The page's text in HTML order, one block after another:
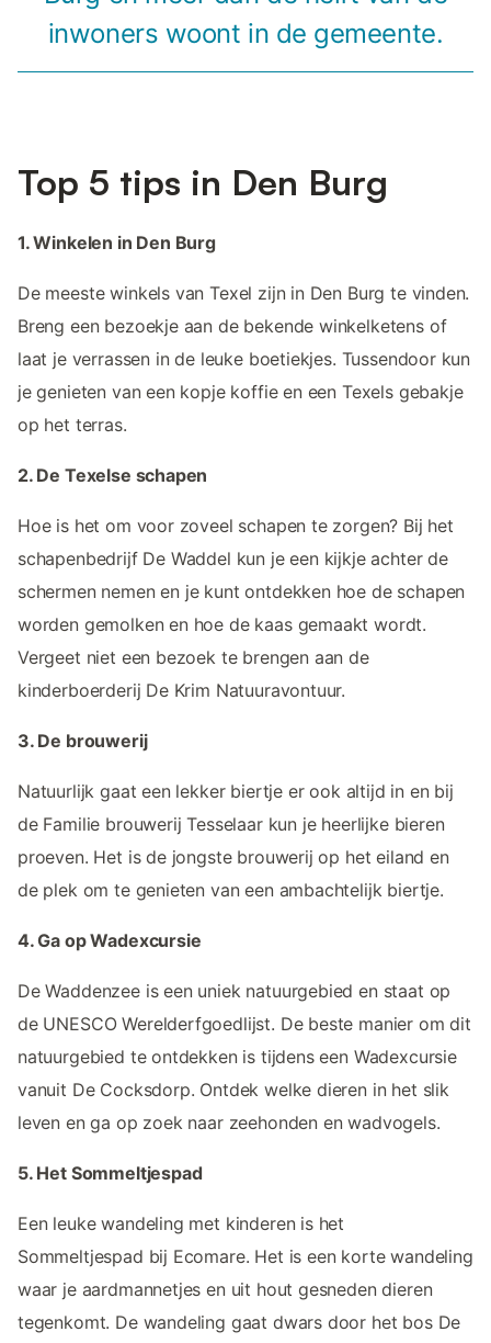
inwoners woont in de gemeente.
Top 5 tips in Den Burg
1. Winkelen in Den Burg
De meeste winkels van Texel zijn in Den Burg te vinden.
Breng een bezoekje aan de bekende winkelketens of
laat je verrassen in de leuke boetiekjes. Tussendoor kun
je genieten van een kopje koffie en een Texels gebakje
op het terras.
2. De Texelse schapen
Hoe is het om voor zoveel schapen te zorgen? Bij het
schapenbedrijf De Waddel kun je een kijkje achter de
schermen nemen en je kunt ontdekken hoe de schapen
worden gemolken en hoe de kaas gemaakt wordt.
Vergeet niet een bezoek te brengen aan de
kinderboerderij De Krim Natuuravontuur.
3. De brouwerij
Natuurlijk gaat een lekker biertje er ook altijd in en bij
de Familie brouwerij Tesselaar kun je heerlijke bieren
proeven. Het is de jongste brouwerij op het eiland en
de plek om te genieten van een ambachtelijk biertje.
4. Ga op Wadexcursie
De Waddenzee is een uniek natuurgebied en staat op
de UNESCO Werelderfgoedlijst. De beste manier om dit
natuurgebied te ontdekken is tijdens een Wadexcursie
vanuit De Cocksdorp. Ontdek welke dieren in het slik
leven en ga op zoek naar zeehonden en wadvogels.
5. Het Sommeltjespad
Een leuke wandeling met kinderen is het
Sommeltjespad bij Ecomare. Het is een korte wandeling
waar je aardmannetjes en uit hout gesneden dieren
tegenkomt. De wandeling gaat dwars door het bos De